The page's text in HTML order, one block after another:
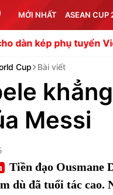
MỚI NHẤT ASEAN CUP
tuyển Việt Nam trước
Cup Bài viết
Messi
Tiền đạo Ousmane
dù đã tuổi tác cao.